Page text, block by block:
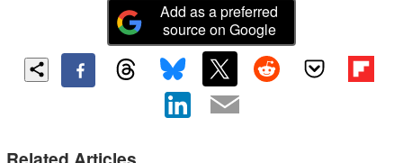
Add as a preferred
source on Google